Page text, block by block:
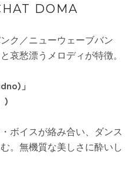
DOMA
ク／ニューウェーブバン
哀愁漂うメロディが特徴。
」
)
ボイスが絡み合い、ダンス
。無機質な美しさに酔いし